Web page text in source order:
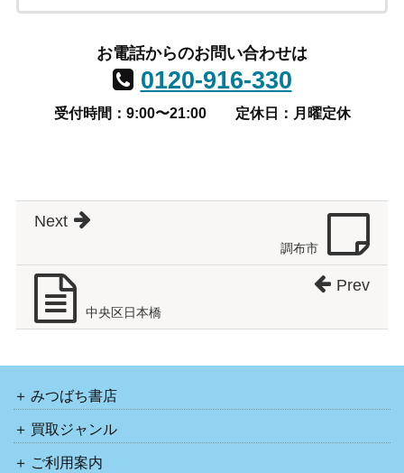
お電話からのお問い合わせは
0120-916-330
受付時間：9:00〜21:00 定休日：月曜定休
調布市
Next
中央区日本橋
Prev
みつばち書店
買取ジャンル
ご利用案内